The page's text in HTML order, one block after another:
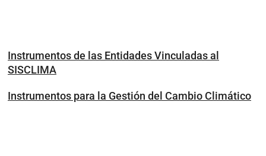
Instrumentos de las Entidades Vinculadas al
SISCLIMA
Instrumentos para la Gestión del Cambio Climático